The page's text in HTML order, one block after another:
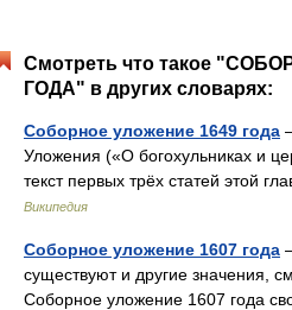
Смотреть что такое
ГОДА" в других словарях:
Соборное уложение 1649 года
Уложения («О богохульниках и
текст первых трёх статей этой
Википедия
Соборное уложение 1607 года
существуют и другие значения,
Соборное уложение 1607 года